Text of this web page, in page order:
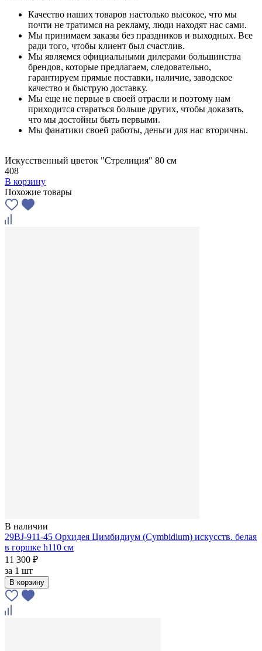
Качество наших товаров настолько высокое, что мы
почти не тратимся на рекламу, люди находят нас сами.
Мы принимаем заказы без праздников и выходных. Все
ради того, чтобы клиент был счастлив.
Мы являемся официальными дилерами большинства
брендов, которые предлагаем, следовательно,
гарантируем прямые поставки, наличие, заводское
качество и быструю доставку.
Мы еще не первые в своей отрасли и поэтому нам
приходится стараться больше других, чтобы доказать,
что мы достойны быть первыми.
Мы фанатики своей работы, деньги для нас вторичны.
Искусственный цветок "Стрелиция" 80 см
408
В корзину
Похожие товары
В наличии
29BJ-911-45 Орхидея Цимбидиум (Cymbidium) искусств. белая
в горшке h110 см
11 300 ₽
за 1 шт
В корзину